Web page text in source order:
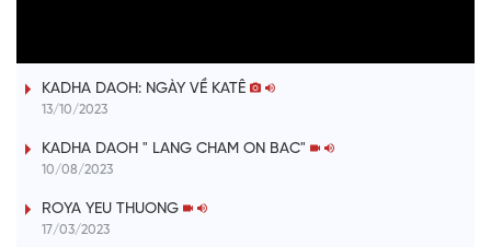
a
V
KADHA DAOH: NGÀY VỀ KATÊ
13/10/2023
KADHA DAOH " LANG CHAM ON BAC"
10/08/2023
ROYA YEU THUONG
17/03/2023